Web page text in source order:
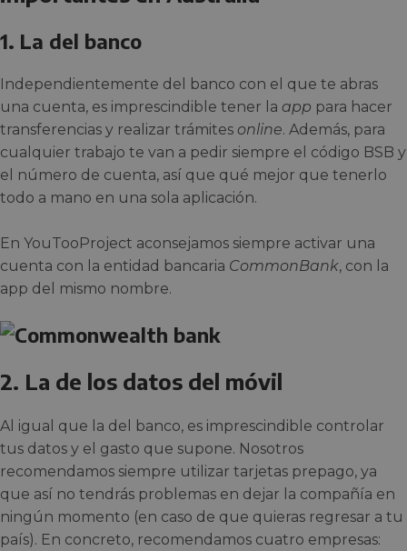
1. La del banco
Independientemente del banco con el que te abras
una cuenta, es imprescindible tener la app para hacer
transferencias y realizar trámites online. Además, para
cualquier trabajo te van a pedir siempre el código BSB y
el número de cuenta, así que qué mejor que tenerlo
todo a mano en una sola aplicación.
En YouTooProject aconsejamos siempre activar una
cuenta con la entidad bancaria CommonBank, con la
app del mismo nombre.
2. La de los datos del móvil
Al igual que la del banco, es imprescindible controlar
tus datos y el gasto que supone. Nosotros
recomendamos siempre utilizar tarjetas prepago, ya
que así no tendrás problemas en dejar la compañía en
ningún momento (en caso de que quieras regresar a tu
país). En concreto, recomendamos cuatro empresas: